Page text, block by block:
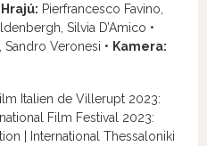
Hrajú: Pierfrancesco Favino,
Silvia D’Amico •
Veronesi • Kamera:
Italien de Villerupt 2023:
Film Festival 2023:
| International Thessaloniki